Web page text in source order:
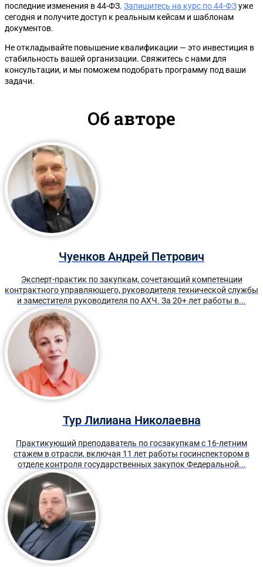
последние изменения в 44-ФЗ. Запишитесь на курс по 44-ФЗуже
сегодня и получите доступ к реальным кейсам и шаблонам
документов.
Не откладывайте повышение квалификации — это инвестиция в
стабильность вашей организации. Свяжитесь с нами для
консультации, и мы поможем подобрать программу под ваши
задачи.
Об авторе
Чуенков Андрей Петрович
Эксперт-практик по закупкам, сочетающий компетенции
контрактного управляющего, руководителя технической службы
и заместителя руководителя по АХЧ. За 20+ лет работы в...
Тур Лилиана Николаевна
Практикующий преподаватель по госзакупкам с 16-летним
стажем в отрасли, включая 11 лет работы госинспектором в
отделе контроля государственных закупок Федеральной...